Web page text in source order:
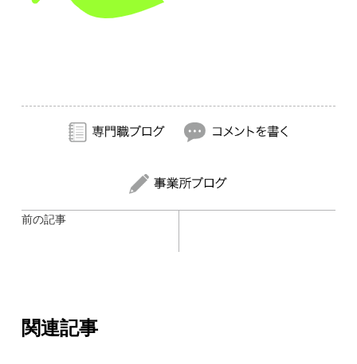
前の記事
関連記事